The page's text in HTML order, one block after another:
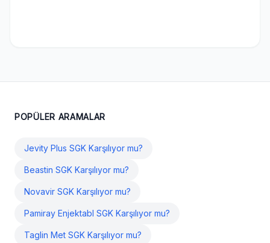
POPÜLER ARAMALAR
Jevity Plus SGK Karşılıyor mu?
Beastin SGK Karşılıyor mu?
Novavir SGK Karşılıyor mu?
Pamiray Enjektabl SGK Karşılıyor mu?
Taglin Met SGK Karşılıyor mu?